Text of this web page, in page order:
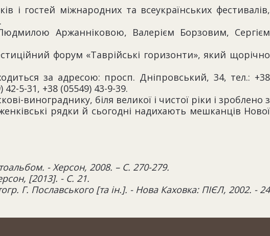
і гостей міжнародних та всеукраїнських фестивалів,
Аржанніковою, Валерієм Борзовим, Сергієм
форум «Таврійські горизонти», який щорічно
за адресою: просп. Дніпровський, 34, тел.: +38
5-31, +38 (05549) 43-9-39.
винограднику, біля великої і чистої ріки і зроблено з
рядки й сьогодні надихають мешканців Нової
- Херсон, 2008. – С. 270-279.
[2013]. - С. 21.
Г. Пославського [та ін.]. - Нова Каховка: ПІЄЛ, 2002. - 24